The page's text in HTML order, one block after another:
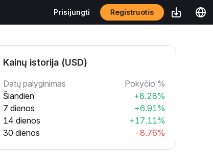
Prisijungti Registruotis
Kainų istorija (USD)
Datų palyginimas
Pokyčio %
Šiandien
+8.28%
7 dienos
+6.91%
14 dienos
+17.11%
30 dienos
-8.76%